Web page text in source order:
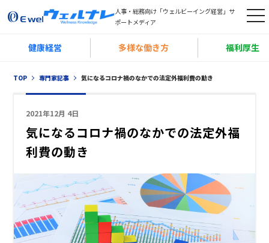
人事・総務向け「ウェルビーイング経営」サ
ポートメディア
t
g
i
健康経営 多様な働き方 福利厚生
TOP 専門家記事 気になるコロナ禍のなかでの法定外福利費の動き
2021年12月 4日
気になるコロナ禍のなかでの法定外福
利費の動き